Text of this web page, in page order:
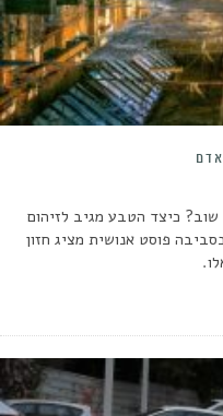
כיצד הטבע מגיב לזיהום
פוסט אנושית מציג חזון